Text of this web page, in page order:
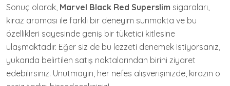
Sonuç olarak, Marvel Black Red Superslim sigaraları,
kiraz aroması ile farklı bir deneyim sunmakta ve bu
özellikleri sayesinde geniş bir tüketici kitlesine
ulaşmaktadır. Eğer siz de bu lezzeti denemek istiyorsanız,
yukarıda belirtilen satış noktalarından birini ziyaret
edebilirsiniz. Unutmayın, her nefes alışverişinizde, kirazın o